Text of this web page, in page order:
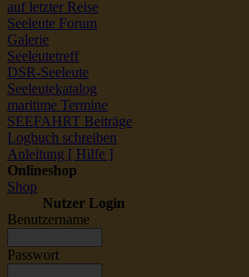
auf letzter Reise
Seeleute Forum
Galerie
Seeleutetreff
DSR-Seeleute
Seeleutekatalog
maritime Termine
SEEFAHRT Beiträge
Logbuch schreiben
Anleitung [ Hilfe ]
Onlineshop
Shop
Nutzer Login
Benutzername
Passwort